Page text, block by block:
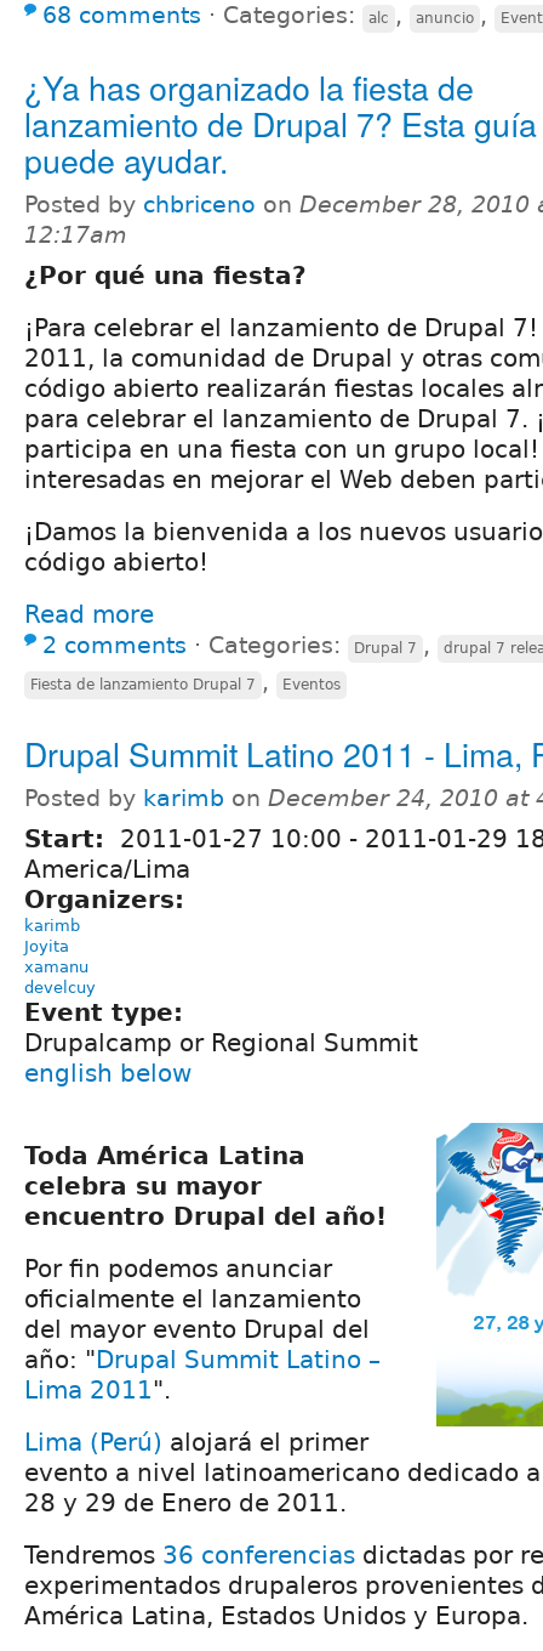
68 comments ⋅ Categories: alc , anuncio ,
¿Ya has organizado la fiesta de
lanzamiento de Drupal 7? Esta
puede ayudar.
Posted by chbriceno on December 28, 2010
12:17am
¿Por qué una fiesta?
¡Para celebrar el lanzamiento de Drupal
2011, la comunidad de Drupal y otras
código abierto realizarán fiestas locales
para celebrar el lanzamiento de Drupal 7.
participa en una fiesta con un grupo local!
interesadas en mejorar el Web deben
¡Damos la bienvenida a los nuevos
código abierto!
Read more
2 comments ⋅ Categories: Drupal 7 , drupal 7
Fiesta de lanzamiento Drupal 7 , Eventos
Drupal Summit Latino 2011 - Lima,
Posted by karimb on December 24, 2010 at
Start: 2011-01-27 10:00 - 2011-01-29
America/Lima
Organizers:
karimb
Joyita
xamanu
develcuy
Event type:
Drupalcamp or Regional Summit
english below
Toda América Latina
celebra su mayor
encuentro Drupal del año!
Por fin podemos anunciar
oficialmente el lanzamiento
del mayor evento Drupal del
año: "Drupal Summit Latino –
Lima 2011".
Lima (Perú) alojará el primer
evento a nivel latinoamericano dedicado
28 y 29 de Enero de 2011.
Tendremos 36 conferencias dictadas por
experimentados drupaleros provenientes
América Latina, Estados Unidos y Europa.